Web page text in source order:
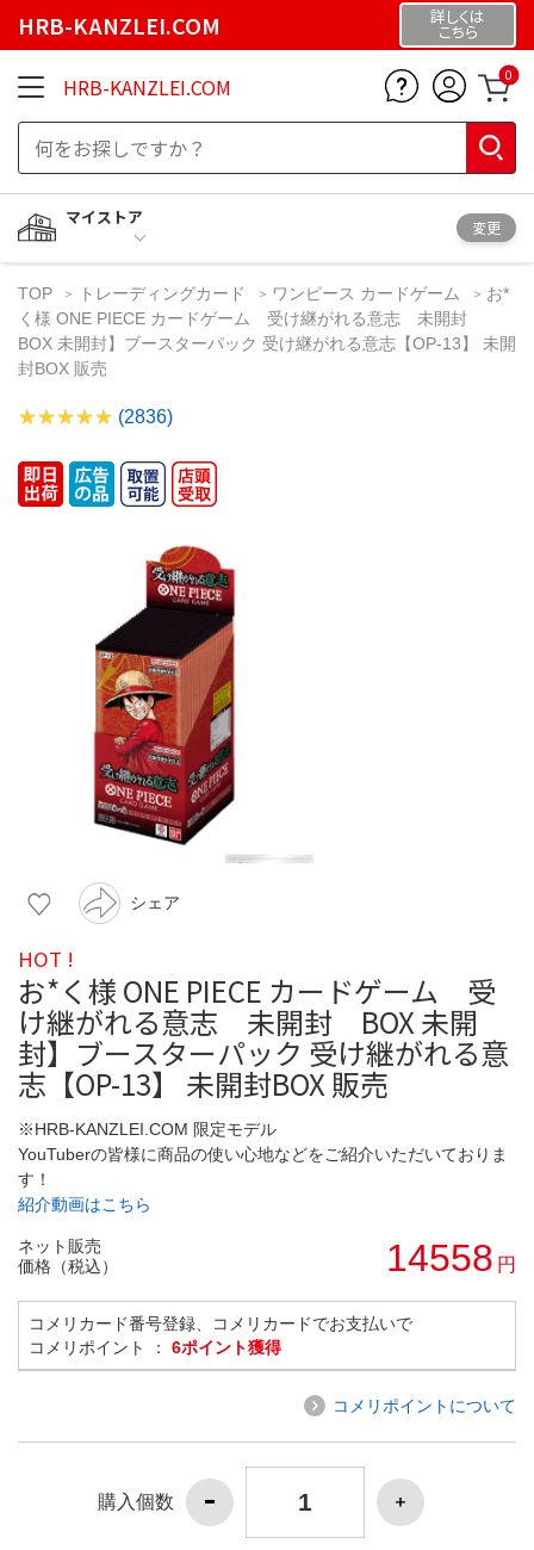
HRB-KANZLEI.COM 詳しくは
こちら
HRB-KANZLEI.COM 0
マイストア
変更
TOP トレーディングカード ワンピース カードゲーム
お*
く様 ONE PIECE カードゲーム 受け継がれる意志 未開封
BOX 未開封】ブースターパック 受け継がれる意志【OP-13】 未開
封BOX 販売
(2836)
シェア
HOT !
お*く様 ONE PIECE カードゲーム 受
け継がれる意志 未開封 BOX 未開
封】ブースターパック 受け継がれる意
志【OP-13】 未開封BOX 販売
※HRB-KANZLEI.COM 限定モデル
YouTuberの皆様に商品の使い心地などをご紹介いただいておりま
す！
紹介動画はこちら
ネット販売
価格（税込）
14558 円
コメリカード番号登録、コメリカードでお支払いで
コメリポイント ： 6ポイント獲得
コメリポイントについて
購入個数